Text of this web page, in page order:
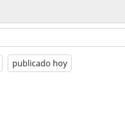
publicado hoy